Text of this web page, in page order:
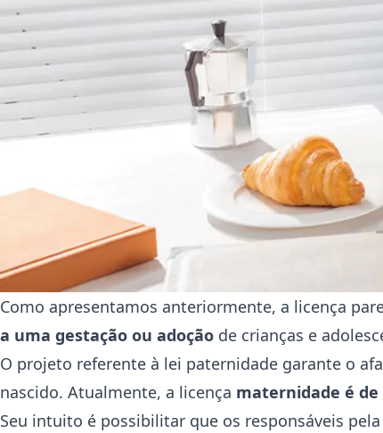
Como apresentamos anteriormente, a licença
a uma gestação ou adoção de crianças e
O projeto referente à lei paternidade garante o
nascido. Atualmente, a licença maternidade é de
Seu intuito é possibilitar que os responsáveis